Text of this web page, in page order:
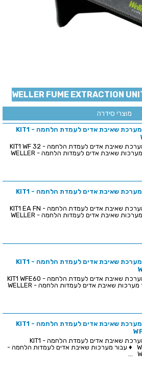
WELLER FUME EXTRACTION
מוצרי סידרה
זרוע למערכת שאיבת אדים לעמדת הלחמה - KIT1
זרוע למערכת שאיבת אדים לעמדת הלחמה - KIT1
זרוע למערכת שאיבת אדים לעמדת הלחמה - KIT1
זרוע למערכת שאיבת אדים לעמדת הלחמה - KIT1 WFE60
♦ עבור מערכות שאיבת אדים לעמדות הלחמה - WELLER
זרוע למערכת שאיבת אדים לעמדת הלחמה - KIT1
זרוע למערכת שאיבת אדים לעמדת הלחמה - KIT1
WFE60S ♦ עבור מערכות שאיבת אדים לעמדות הלחמה -